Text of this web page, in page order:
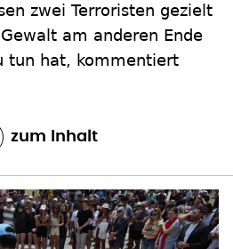
zwei Terroristen gezielt
am anderen Ende
tun hat, kommentiert
zum Inhalt